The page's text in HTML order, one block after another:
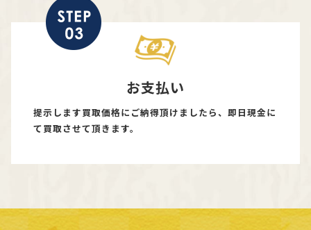
お支払い
提示します買取価格にご納得頂けましたら、即日現金に
て買取させて頂きます。